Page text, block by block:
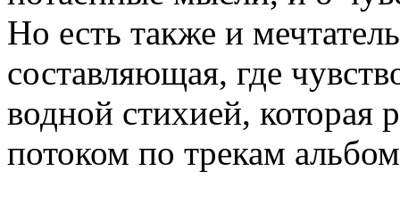
Но есть также и
составляющая, где
водной стихией, которая
потоком по трекам